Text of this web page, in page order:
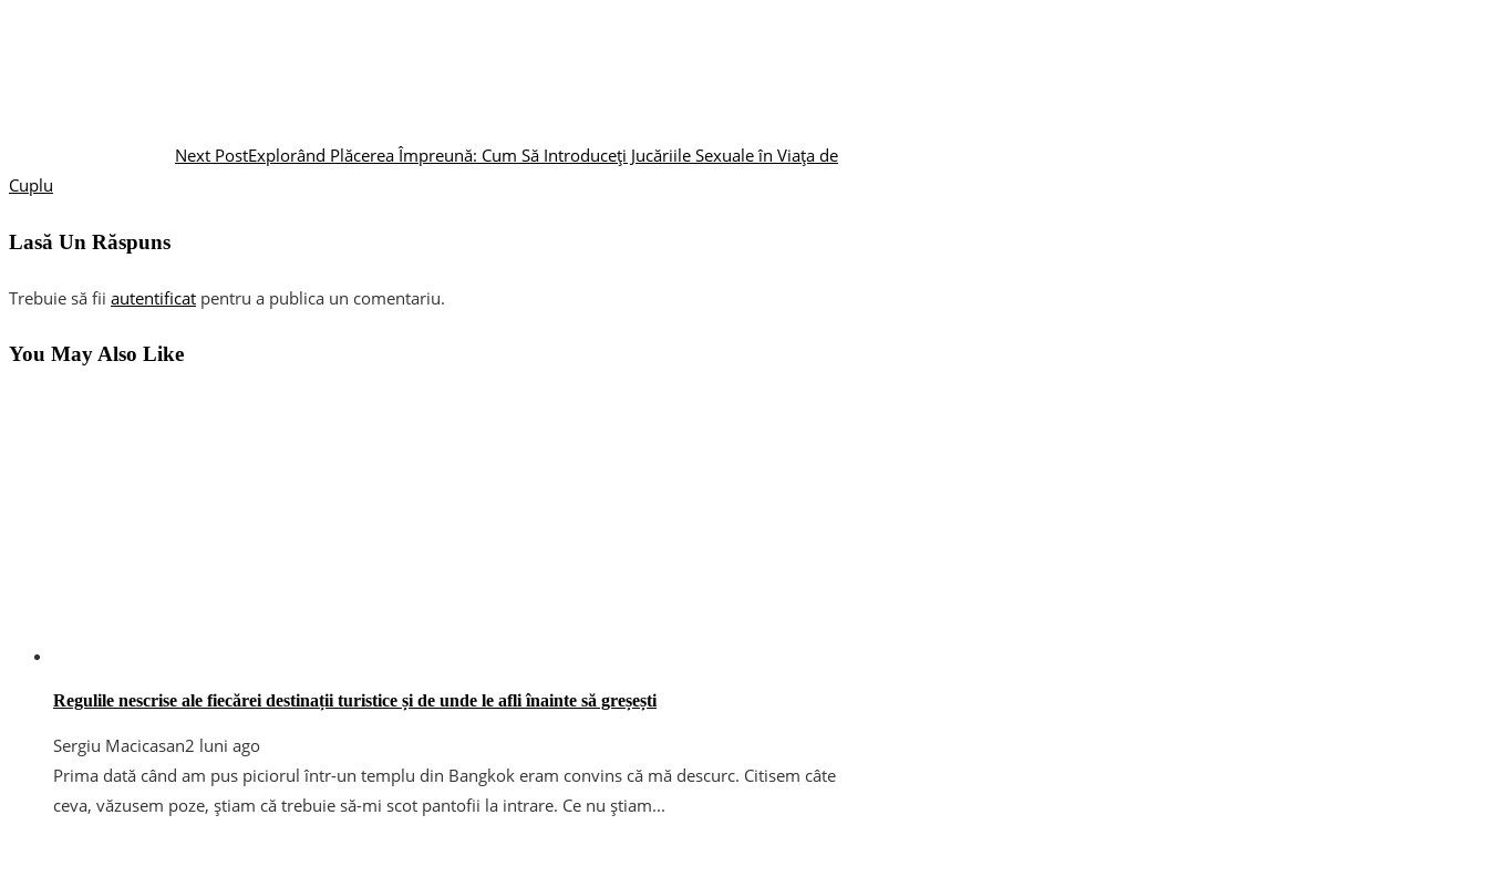
Next PostExplorând Plăcerea Împreună: Cum Să Introduceți Jucăriile Sexuale în Viața de
Cuplu
Lasă Un Răspuns
Trebuie să fii autentificat pentru a publica un comentariu.
You May Also Like
Regulile nescrise ale fiecărei destinații turistice și de unde le afli înainte să greșești
Sergiu Macicasan2 luni ago
Prima dată când am pus piciorul într-un templu din Bangkok eram convins că mă descurc. Citisem câte
ceva, văzusem poze, știam că trebuie să-mi scot pantofii la intrare. Ce nu știam...